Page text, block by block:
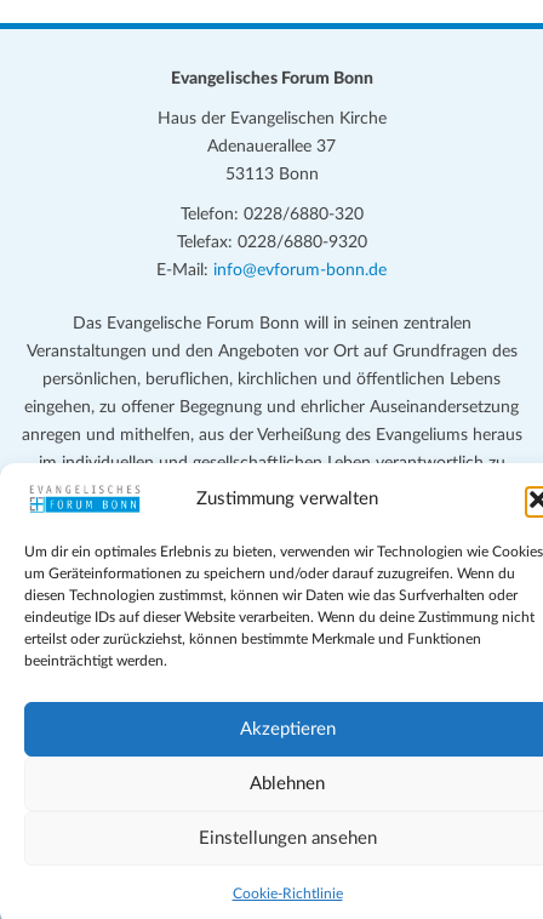
Zustimmung verwalten
Um dir ein optimales Erlebnis zu bieten, verwenden wir Technologien wie
um Geräteinformationen zu speichern und/oder darauf zuzugreifen. Wenn du
diesen Technologien zustimmst, können wir Daten wie das Surfverhalten oder
eindeutige IDs auf dieser Website verarbeiten. Wenn du deine Zustimmung nicht
erteilst oder zurückziehst, können bestimmte Merkmale und Funktionen
beeinträchtigt werden.
Akzeptieren
Ablehnen
Einstellungen ansehen
Cookie-Richtlinie
Evangelisches Forum Bonn
Haus der Evangelischen Kirche
Adenauerallee 37
53113 Bonn
Telefon: 0228/6880-320
Telefax: 0228/6880-9320
E-Mail: info@evforum-bonn.de
Das Evangelische Forum Bonn will in seinen zentralen
Veranstaltungen und den Angeboten vor Ort auf Grundfragen des
persönlichen, beruflichen, kirchlichen und öffentlichen Lebens
eingehen, zu offener Begegnung und ehrlicher Auseinandersetzung
anregen und mithelfen, aus der Verheißung des Evangeliums heraus
im individuellen und gesellschaftlichen Leben verantwortlich zu
denken, zu reden und zu handeln.
Impressum
Datenschutz
Teilnahmebedingungen
Evangelische Kirche in Bonn